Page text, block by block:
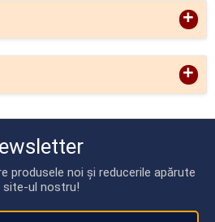
+
+
produsele noi și reducerile apărute
site-ul nostru!